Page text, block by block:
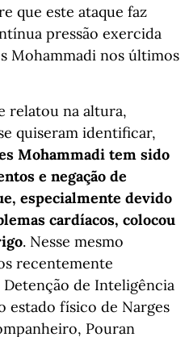
que este ataque faz
pressão exercida
Mohammadi nos últimos
relatou na altura,
quiseram identificar,
Mohammadi tem sido
e negação de
especialmente devido
cardíacos, colocou
. Nesse mesmo
recentemente
de Inteligência
estado físico de Narges
Pouran